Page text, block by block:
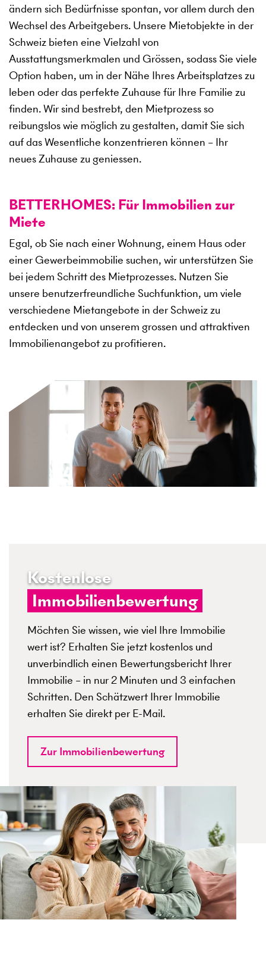
ändern sich Bedürfnisse spontan, vor allem durch den
Wechsel des Arbeitgebers. Unsere Mietobjekte in der
Schweiz bieten eine Vielzahl von
Ausstattungsmerkmalen und Grössen, sodass Sie viele
Option haben, um in der Nähe Ihres Arbeitsplatzes zu
leben oder das perfekte Zuhause für Ihre Familie zu
finden. Wir sind bestrebt, den Mietprozess so
reibungslos wie möglich zu gestalten, damit Sie sich
auf das Wesentliche konzentrieren können – Ihr
neues Zuhause zu geniessen.
BETTERHOMES: Für Immobilien zur
Miete
Egal, ob Sie nach einer Wohnung, einem Haus oder
einer Gewerbeimmobilie suchen, wir unterstützen Sie
bei jedem Schritt des Mietprozesses. Nutzen Sie
unsere benutzerfreundliche Suchfunktion, um viele
verschiedene Mietangebote in der Schweiz zu
entdecken und von unserem grossen und attraktiven
Immobilienangebot zu profitieren.
Kostenlose
Immobilienbewertung
Möchten Sie wissen, wie viel Ihre Immobilie
wert ist? Erhalten Sie jetzt kostenlos und
unverbindlich einen Bewertungsbericht Ihrer
Immobilie – in nur 2 Minuten und 3 einfachen
Schritten. Den Schätzwert Ihrer Immobilie
erhalten Sie direkt per E-Mail.
Zur Immobilienbewertung